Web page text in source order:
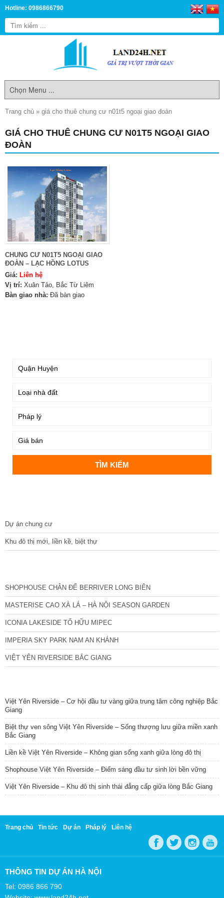
Hotline: 0986866790
Trang chủ » giá cho thuê chung cư n01t5 ngoại giao đoàn
GIÁ CHO THUÊ CHUNG CƯ N01T5 NGOẠI GIAO
ĐOÀN
CHUNG CƯ N01T5 NGOẠI GIAO
ĐOÀN – LẠC HỒNG LOTUS
Giá: Liên hệ
Vị trí: Xuân Tảo, Bắc Từ Liêm
Bàn giao nhà: Đã bàn giao
Dự án chung cư
Khu đô thị mới, liền kề, biệt thự
SHOPHOUSE CHÂN ĐẾ BERRIVER LONG BIÊN
MASTERISE CAO XÀ LÁ – HÀ NỘI SEASON GARDEN
ICONIA LAKESIDE TỐ HỮU MIPEC
IMPERIA SKY PARK NAM AN KHÁNH
VIỆT YÊN RIVERSIDE BẮC GIANG
Việt Yên Riverside – Cơ hội đầu tư vàng giữa trung tâm công nghiệp Bắc
Giang
Biệt thự ven sông Việt Yên Riverside – Sống thượng lưu giữa miền xanh
Bắc Giang
Liền kề Việt Yên Riverside – Không gian sống xanh giữa lòng đô thị
Shophouse Việt Yên Riverside – Điểm sáng đầu tư sinh lời bền vững
Việt Yên Riverside – Khu đô thị sinh thái đẳng cấp giữa lòng Bắc Giang
Trang chủ Tin tức Dự án Pháp lý Liên hệ
THÔNG TIN DỰ ÁN HÀ NỘI
Tel: 0986 866 790